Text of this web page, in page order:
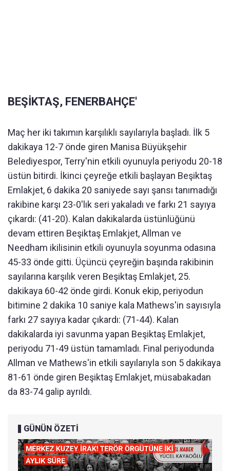
BEŞİKTAŞ, FENERBAHÇE'
Maç her iki takımın karşılıklı sayılarıyla başladı. İlk 5
dakikaya 12-7 önde giren Manisa Büyükşehir
Belediyespor, Terry'nin etkili oyunuyla periyodu 20-18
üstün bitirdi. İkinci çeyreğe etkili başlayan Beşiktaş
Emlakjet, 6 dakika 20 saniyede sayı şansı tanımadığı
rakibine karşı 23-0'lık seri yakaladı ve farkı 21 sayıya
çıkardı: (41-20). Kalan dakikalarda üstünlüğünü
devam ettiren Beşiktaş Emlakjet, Allman ve
Needham ikilisinin etkili oyunuyla soyunma odasına
45-33 önde gitti. Üçüncü çeyreğin başında rakibinin
sayılarına karşılık veren Beşiktaş Emlakjet, 25.
dakikaya 60-42 önde girdi. Konuk ekip, periyodun
bitimine 2 dakika 10 saniye kala Mathews'in sayısıyla
farkı 27 sayıya kadar çıkardı: (71-44). Kalan
dakikalarda iyi savunma yapan Beşiktaş Emlakjet,
periyodu 71-49 üstün tamamladı. Final periyodunda
Allman ve Mathews'in etkili sayılarıyla son 5 dakikaya
81-61 önde giren Beşiktaş Emlakjet, müsabakadan
da 83-74 galip ayrıldı.
GÜNÜN ÖZETİ